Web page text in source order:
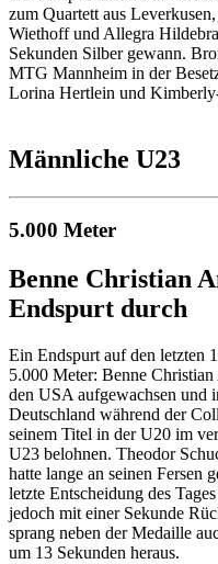
zum Quartett aus
Wiethoff und Allegra
Sekunden Silber gewann.
MTG Mannheim in der
Lorina Hertlein und
Männliche U23
5.000 Meter
Benne Christian
Endspurt durch
Ein Endspurt auf den letzten
5.000 Meter: Benne
den USA aufgewachsen und
Deutschland während der
seinem Titel in der U20 im
U23 belohnen. Theodor
hatte lange an seinen Fersen
letzte Entscheidung des
jedoch mit einer Sekunde
sprang neben der Medaille
um 13 Sekunden heraus.